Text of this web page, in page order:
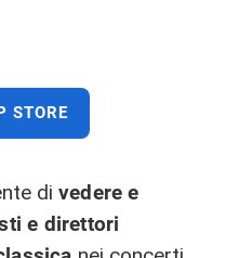
STORE
di vedere e
e direttori